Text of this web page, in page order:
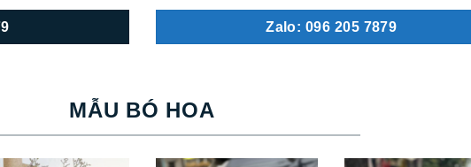
Zalo: 096 205 7879
MẪU BÓ HOA